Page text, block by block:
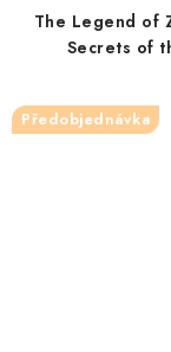
The Legend of
Secrets of
Předobjednávka